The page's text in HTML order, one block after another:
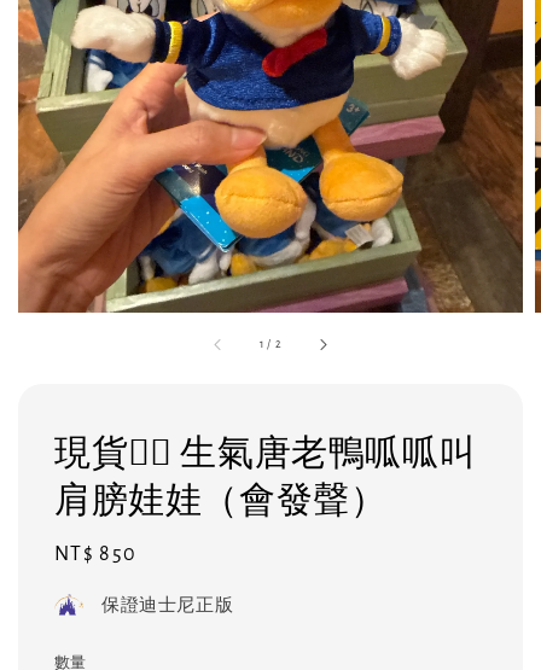
1 / 2
現貨❤️‍🔥 生氣唐老鴨呱呱叫
肩膀娃娃（會發聲）
Regular
NT$ 850
保證迪士尼正版
數量